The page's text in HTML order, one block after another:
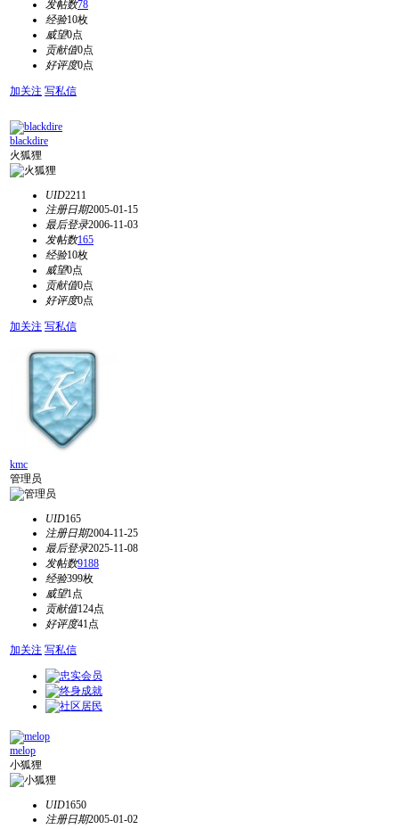
发帖数78
经验10枚
威望0点
贡献值0点
好评度0点
加关注 写私信
blackdire
火狐狸
UID2211
注册日期2005-01-15
最后登录2006-11-03
发帖数165
经验10枚
威望0点
贡献值0点
好评度0点
加关注 写私信
kmc
管理员
UID165
注册日期2004-11-25
最后登录2025-11-08
发帖数9188
经验399枚
威望1点
贡献值124点
好评度41点
加关注 写私信
melop
小狐狸
UID1650
注册日期2005-01-02